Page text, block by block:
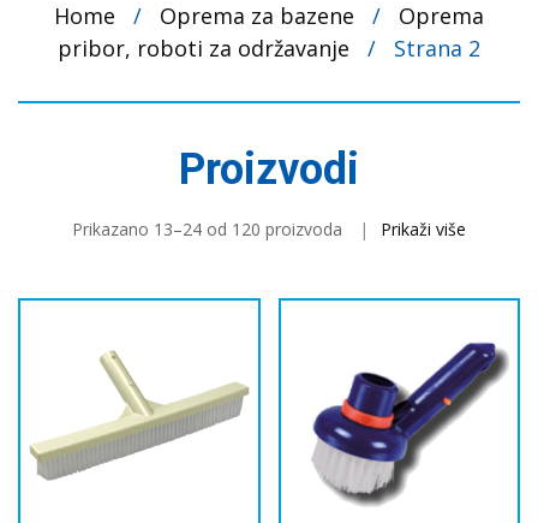
Home / Oprema za bazene /
Oprema
pribor, roboti za održavanje
/ Strana 2
Proizvodi
Prikazano 13–24 od 120 proizvoda Prikaži više